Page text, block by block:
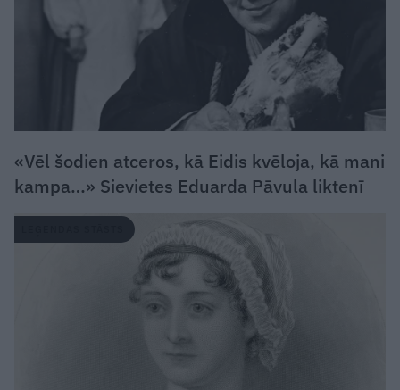
«Vēl šodien atceros, kā Eidis kvēloja, kā mani
kampa…» Sievietes Eduarda Pāvula liktenī